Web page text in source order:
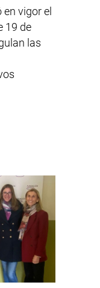
vigor el
19 de
las